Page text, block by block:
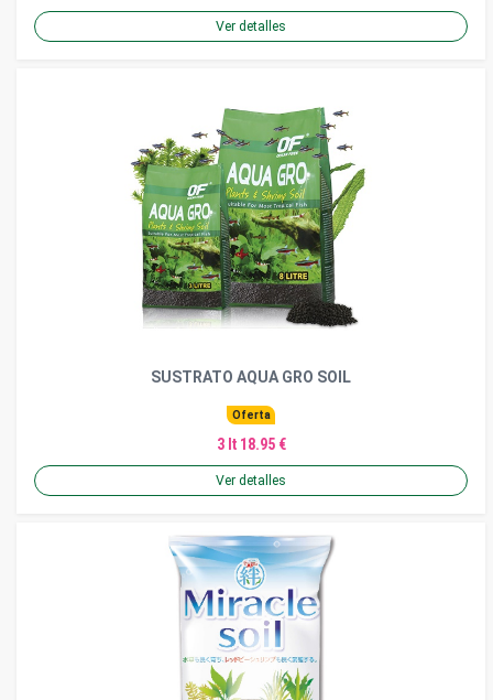
Ver detalles
SUSTRATO AQUA GRO SOIL
Oferta
3 lt 18.95 €
Ver detalles